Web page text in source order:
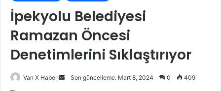
İpekyolu Belediyesi
Ramazan Öncesi
Denetimlerini Sıklaştırıyor
Van X Haber
BirSon güncelleme: Mart 8, 2024 0 409